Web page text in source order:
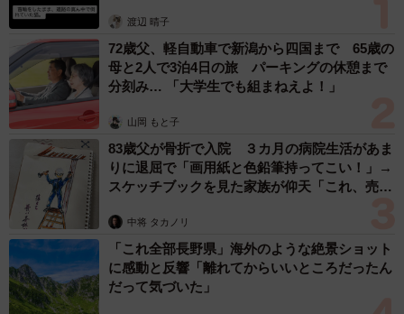
き始めたしのさん。前向きな理由で休学、中退するケース
もあるのだとあらためて思い知らされるエピソードだっ
た。
しのさん関連情報
Xアカウント：
https://x.com/shino1609
退学
4年間無料で休学させてくれた懐の深さに感謝……
pic.twitter.com/x4Nenfp426
— しの (@shino1609)August 22, 2025
渡辺 晴子
72歳父、軽自動車で新潟から四国まで 65歳の
母と2人で3泊4日の旅 パーキングの休憩まで
分刻み… 「大学生でも組まねえよ！」
山岡 もと子
83歳父が骨折で入院 ３カ月の病院生活があま
りに退屈で「画用紙と色鉛筆持ってこい！」→
スケッチブックを見た家族が仰天「これ、売れ
中将 タカノリ
「これ全部長野県」海外のような絶景ショット
に感動と反響「離れてからいいところだったん
だって気づいた」